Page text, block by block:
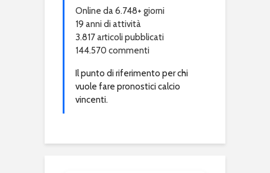
Online da 6.748+ giorni
19 anni di attività
3.817 articoli pubblicati
144.570 commenti
Il punto di riferimento per chi
vuole fare pronostici calcio
vincenti.